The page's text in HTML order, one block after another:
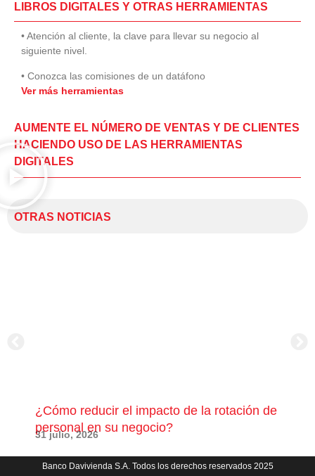
LIBROS DIGITALES Y OTRAS HERRAMIENTAS
• Atención al cliente, la clave para llevar su negocio al
siguiente nivel.
• Conozca las comisiones de un datáfono
Ver más herramientas
AUMENTE EL NÚMERO DE VENTAS Y DE CLIENTES
HACIENDO USO DE LAS HERRAMIENTAS
DIGITALES
OTRAS NOTICIAS
¿Cómo reducir el impacto de la rotación de
personal en su negocio?
31 julio, 2026
Banco Davivienda S.A. Todos los derechos reservados 2025